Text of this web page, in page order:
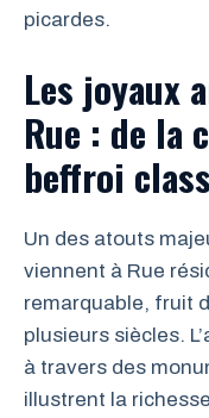
picardes.
Les joyaux
Rue : de la
beffroi
Un des atouts
viennent à Rue
remarquable, fruit
plusieurs siècles.
à travers des
illustrent la